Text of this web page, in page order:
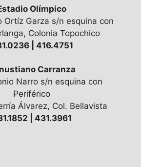
Olímpico
Ortíz Garza s/n esquina con
Colonia Topochico
| 416.4751
Carranza
Narro s/n esquina con
Periférico
Álvarez, Col. Bellavista
| 431.3961